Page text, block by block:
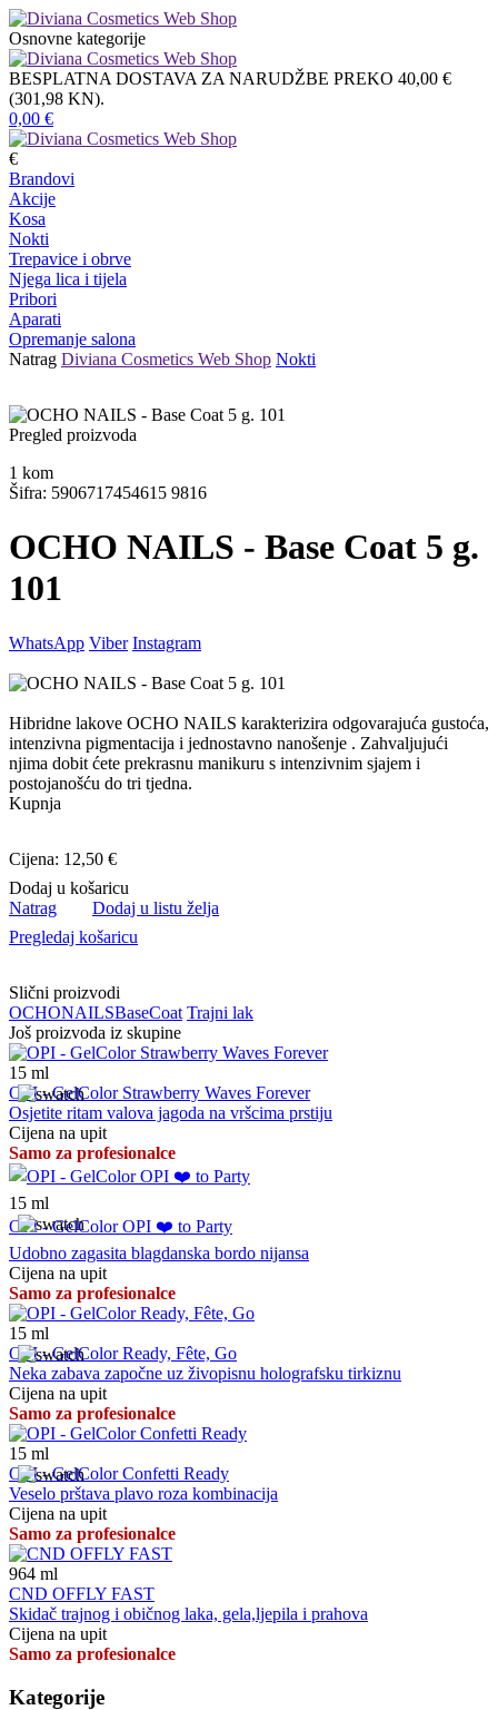
Osnovne kategorije
BESPLATNA DOSTAVA ZA NARUDŽBE PREKO 40,00 €
(301,98 KN).
0,00 €
€
Brandovi
Akcije
Kosa
Nokti
Trepavice i obrve
Njega lica i tijela
Pribori
Aparati
Opremanje salona
Natrag Diviana Cosmetics Web Shop Nokti
Pregled proizvoda
1 kom
Šifra: 5906717454615 9816
OCHO NAILS - Base Coat 5 g.
101
WhatsApp Viber Instagram
Hibridne lakove OCHO NAILS karakterizira odgovarajuća gustoća,
intenzivna pigmentacija i jednostavno nanošenje . Zahvaljujući
njima dobit ćete prekrasnu manikuru s intenzivnim sjajem i
postojanošću do tri tjedna.
Kupnja
Cijena: 12,50 €
Dodaj u košaricu
Natrag
Dodaj u listu želja
Pregledaj košaricu
Slični proizvodi
OCHONAILSBaseCoat Trajni lak
Još proizvoda iz skupine
15 ml
OPI - GelColor Strawberry Waves Forever
Osjetite ritam valova jagoda na vršcima prstiju
Cijena na upit
Samo za profesionalce
15 ml
OPI - GelColor OPI ❤️ to Party
Udobno zagasita blagdanska bordo nijansa
Cijena na upit
Samo za profesionalce
15 ml
OPI - GelColor Ready, Fête, Go
Neka zabava započne uz živopisnu holografsku tirkiznu
Cijena na upit
Samo za profesionalce
15 ml
OPI - GelColor Confetti Ready
Veselo prštava plavo roza kombinacija
Cijena na upit
Samo za profesionalce
964 ml
CND OFFLY FAST
Skidač trajnog i običnog laka, gela,ljepila i prahova
Cijena na upit
Samo za profesionalce
Kategorije